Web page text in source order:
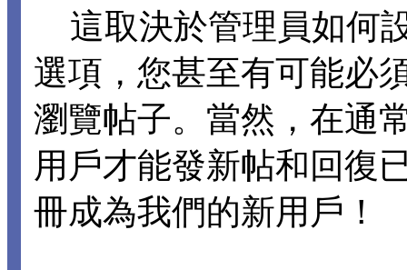
這取決於管理員如何
選項，您甚至有可能必
瀏覽帖子。當然，在通
用戶才能發新帖和回復
冊成為我們的新用戶！